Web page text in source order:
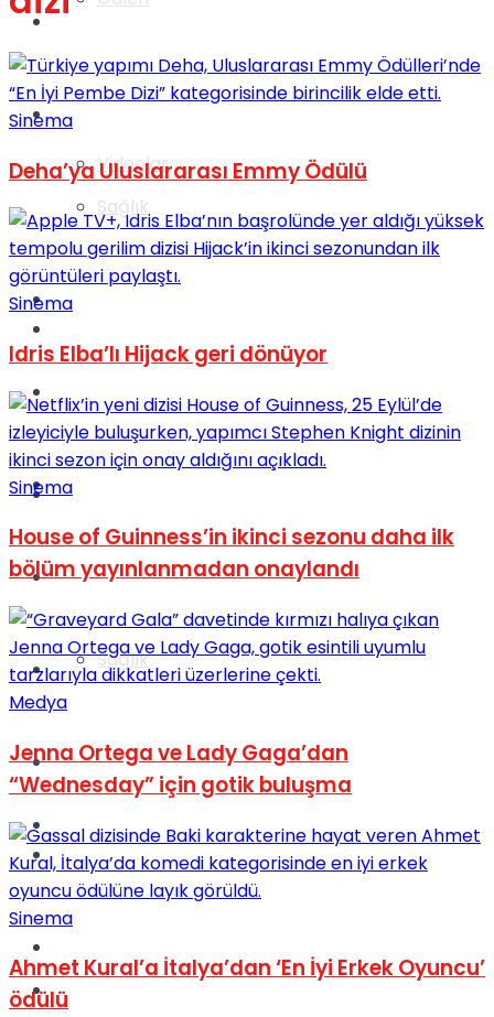
Videolar
Yaşam
Sağlık
Kadınca
Gündem
Yaşam
Sağlık
TV
Kadınca
Dünya
Türkiye
Müzik
Sinema
Tatil
Sinema
Deha’ya Uluslararası Emmy Ödülü
Sinema
Idris Elba’lı Hijack geri dönüyor
Sinema
House of Guinness’in ikinci sezonu daha ilk
bölüm yayınlanmadan onaylandı
Medya
Jenna Ortega ve Lady Gaga’dan
“Wednesday” için gotik buluşma
Sinema
Ahmet Kural’a İtalya’dan ‘En İyi Erkek Oyuncu’
ödülü